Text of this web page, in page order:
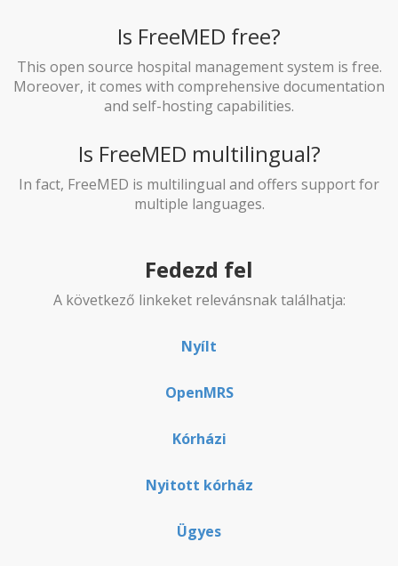
Is FreeMED free?
This open source hospital management system is free.
Moreover, it comes with comprehensive documentation
and self-hosting capabilities.
Is FreeMED multilingual?
In fact, FreeMED is multilingual and offers support for
multiple languages.
Fedezd fel
A következő linkeket relevánsnak találhatja:
Nyílt
OpenMRS
Kórházi
Nyitott kórház
Ügyes